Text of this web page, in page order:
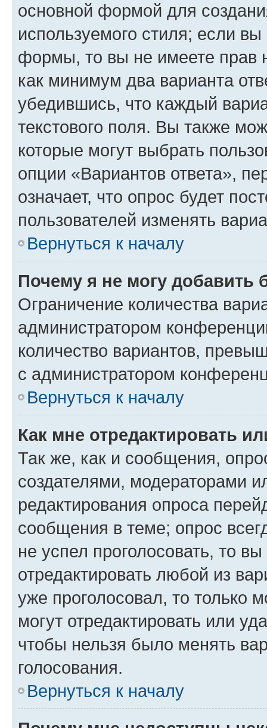
основной формой для
используемого стиля; если
формы, то вы не имеете прав
как минимум два варианта
убедившись, что каждый
текстового поля. Вы также
которые могут выбрать
опции «Вариантов ответа»,
означает, что опрос будет
пользователей изменять
Вернуться к началу
Почему я не могу добавить
Ограничение количества
администратором
количество вариантов,
с администратором
Вернуться к началу
Как мне отредактировать
Так же, как и сообщения,
создателями, модераторами
редактирования опроса
сообщения в теме; опрос
не успел проголосовать, то
отредактировать любой из
уже проголосовал, то только
могут отредактировать или
чтобы нельзя было менять
голосования.
Вернуться к началу